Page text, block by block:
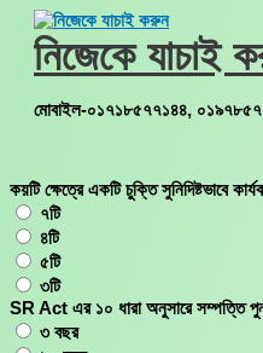
Skip
content
নিজেকে যাচাই
মোবাইল-০১৭১৮৫৭৭১৪৪,
কয়টি ক্ষেত্রে একটি চুক্তি
৭টি
৪টি
৫টি
৩টি
SR Act এর ১০ ধারা অনুসারে
৩ বছর